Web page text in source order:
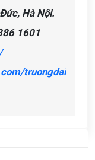
Hà Nội.
1601